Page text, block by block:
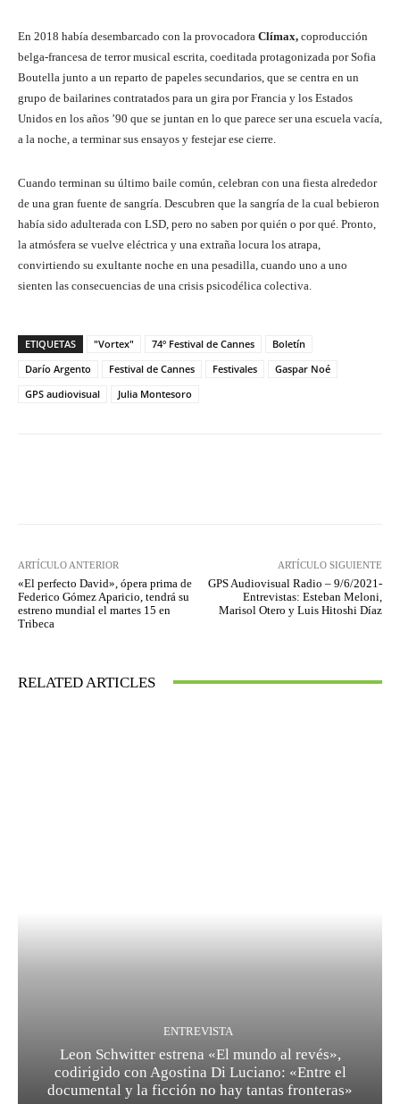
En 2018 había desembarcado con la provocadora Clímax, coproducción
belga-francesa de terror musical escrita, coeditada protagonizada por Sofia
Boutella junto a un reparto de papeles secundarios, que se centra en un
grupo de bailarines contratados para un gira por Francia y los Estados
Unidos en los años ’90 que se juntan en lo que parece ser una escuela vacía,
a la noche, a terminar sus ensayos y festejar ese cierre.
Cuando terminan su último baile común, celebran con una fiesta alrededor
de una gran fuente de sangría. Descubren que la sangría de la cual bebieron
había sido adulterada con LSD, pero no saben por quién o por qué. Pronto,
la atmósfera se vuelve eléctrica y una extraña locura los atrapa,
convirtiendo su exultante noche en una pesadilla, cuando uno a uno
sienten las consecuencias de una crisis psicodélica colectiva.
ETIQUETAS "Vortex" 74º Festival de Cannes
Boletín
Darío Argento
Festival de Cannes Festivales
Gaspar Noé
GPS audiovisual
Julia Montesoro
ARTÍCULO ANTERIOR
«El perfecto David», ópera prima de
Federico Gómez Aparicio, tendrá su
estreno mundial el martes 15 en
Tribeca
ARTÍCULO SIGUIENTE
GPS Audiovisual Radio – 9/6/2021-
Entrevistas: Esteban Meloni,
Marisol Otero y Luis Hitoshi Díaz
RELATED ARTICLES
ENTREVISTA
Leon Schwitter estrena «El mundo al revés»,
codirigido con Agostina Di Luciano: «Entre el
documental y la ficción no hay tantas fronteras»